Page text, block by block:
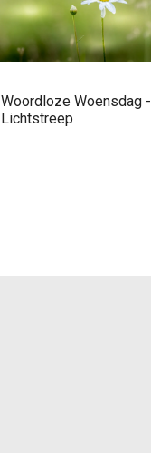
Woordloze Woensdag -
Lichtstreep